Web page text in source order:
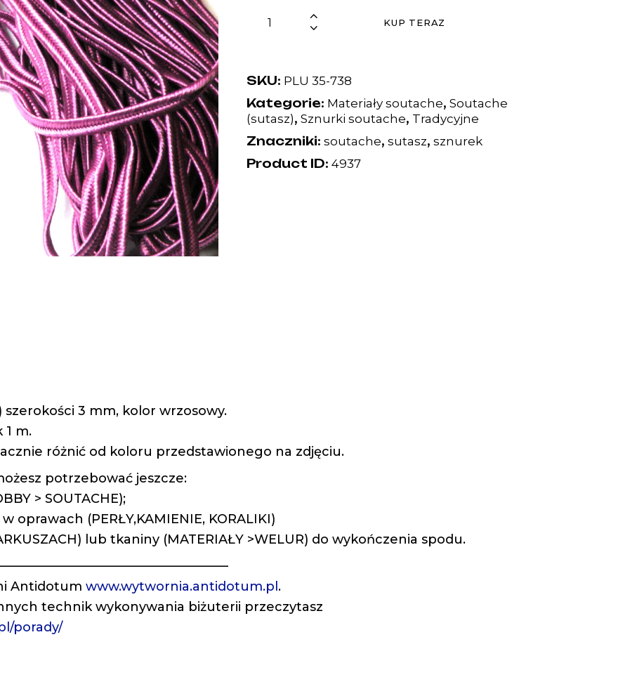
KUP TERAZ
SKU: PLU 35-738
Kategorie: Materiały soutache, Soutache
(sutasz), Sznurki soutache, Tradycyjne
Znaczniki: soutache, sutasz, sznurek
Product ID: 4937
3 mm, kolor wrzosowy.
1 m.
różnić od koloru przedstawionego na zdjęciu.
potrzebować jeszcze:
> SOUTACHE);
oprawach (PERŁY,KAMIENIE, KORALIKI)
lub tkaniny (MATERIAŁY >WELUR) do wykończenia spodu.
Antidotum www.wytwornia.antidotum.pl .
technik wykonywania biżuterii przeczytasz
porady/